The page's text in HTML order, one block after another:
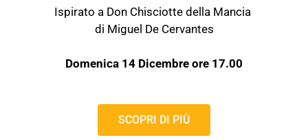
Ispirato a Don Chisciotte della Mancia
di Miguel De Cervantes
Domenica 14 Dicembre ore 17.00
SCOPRI DI PIÙ